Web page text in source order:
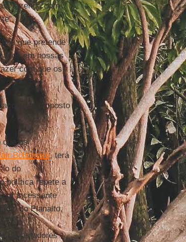
fazendo com
que pretende
em nossas
com que os
o oposto
que os
Bolsonaro, terá
do
política repete a
incessante
do Planalto,
e o
devastadores